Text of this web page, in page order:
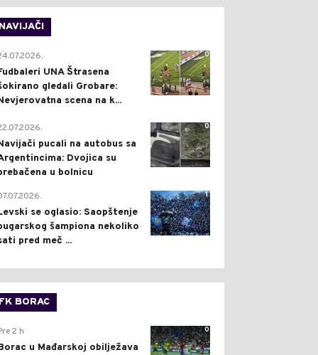
NAVIJAČI
0
UNA Štrasena
gledali Grobare:
scena na k...
0
pucali na autobus sa
Dvojica su
u bolnicu
1
se oglasio: Saopštenje
šampiona nekoliko
pred meč ...
FK BORAC
0
2 h
u Mađarskoj obilježava